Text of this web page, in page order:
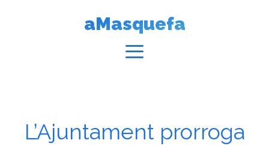
aMasquefa
L’Ajuntament prorroga